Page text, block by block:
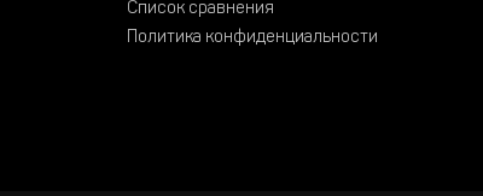
Список сравнения
Политика конфиденциальности